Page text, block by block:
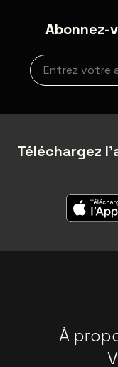
Abonnez-
Inscription à la
Téléchargez
À